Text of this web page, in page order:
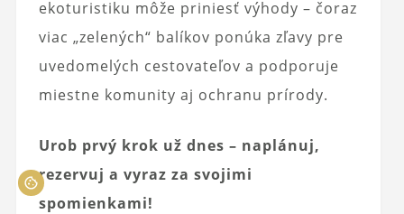
ekoturistiku môže priniesť výhody – čoraz
viac „zelených“ balíkov ponúka zľavy pre
uvedomelých cestovateľov a podporuje
miestne komunity aj ochranu prírody.
Urob prvý krok už dnes – naplánuj,
rezervuj a vyraz za svojimi
spomienkami!